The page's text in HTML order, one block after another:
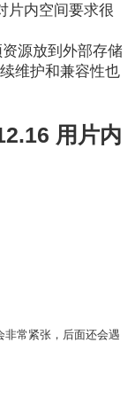
片内空间要求很
源放到外部存储
维护和兼容性也
用片内
非常紧张，后面还会遇